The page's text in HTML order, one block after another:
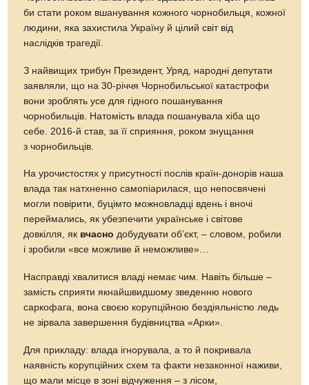
би стати роком вшанування кожного чорнобильця, кожної
людини, яка захистила Україну й цілий світ від
наслідків трагедії.
З найвищих трибун Президент, Уряд, народні депутати
заявляли, що на 30-річчя Чорнобильської катастрофи
вони зроблять усе для гідного пошанування
чорнобильців. Натомість влада пошанувала хіба що
себе. 2016-й став, за її сприяння, роком знущання
з чорнобильців.
На урочистостях у присутності послів країн-донорів наша
влада так натхненно самопіарилася, що непосвячені
могли повірити, буцімто можновладці вдень і вночі
переймались, як убезпечити українське і світове
довкілля, як вчасно добудувати об’єкт, – словом, робили
і зробили «все можливе й неможливе»…
Насправді хвалитися владі немає чим. Навіть більше –
замість сприяти якнайшвидшому зведенню нового
саркофага, вона своєю корупційною бездіяльністю ледь
не зірвала завершення будівництва «Арки».
Для прикладу: влада ігнорувала, а то й покривала
наявність корупційних схем та факти незаконної наживи,
що мали місце в зоні відчуження – з лісом,